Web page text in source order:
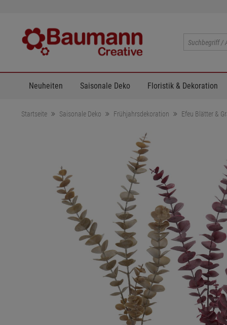
Neuheiten Saisonale Deko Floristik & Dekoration
Startseite Saisonale Deko Frühjahrsdekoration Efeu Blätter &